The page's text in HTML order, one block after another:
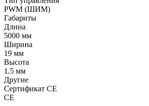
PWM (ШИМ)
Габариты
Длина
5000 мм
Ширина
19 мм
Высота
1.5 мм
Другие
Сертификат CE
CE